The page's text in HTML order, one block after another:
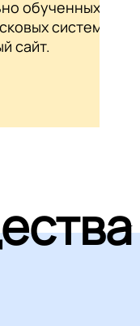
обученных AI-
систем на
сайт.